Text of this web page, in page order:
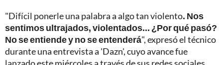
"Difícil ponerle una palabra a algo tan violento. Nos
sentimos ultrajados, violentados... ¿Por qué pasó?
No se entiende y no se entenderá", expresó el técnico
durante una entrevista a 'Dazn', cuyo avance fue
lanzado este miércoles a través de sus redes sociales.